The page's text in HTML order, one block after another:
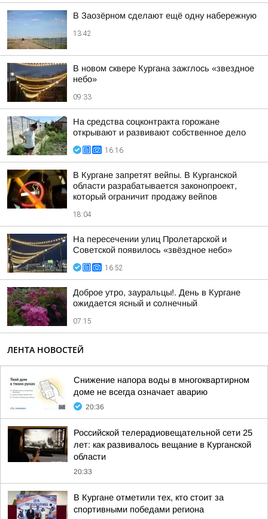
В Заозёрном сделают ещё одну набережную
13:42
В новом сквере Кургана зажглось «звездное
небо»
09:33
На средства соцконтракта горожане
открывают и развивают собственное дело
16:16
В Кургане запретят вейпы. В Курганской
области разрабатывается законопроект,
который ограничит продажу вейпов
18:04
На пересечении улиц Пролетарской и
Советской появилось «звёздное небо»
16:52
Доброе утро, зауральцы!. День в Кургане
ожидается ясный и солнечный
07:15
ЛЕНТА НОВОСТЕЙ
Снижение напора воды в многоквартирном
доме не всегда означает аварию
20:36
Российской телерадиовещательной сети 25
лет: как развивалось вещание в Курганской
области
20:33
В Кургане отметили тех, кто стоит за
спортивными победами региона